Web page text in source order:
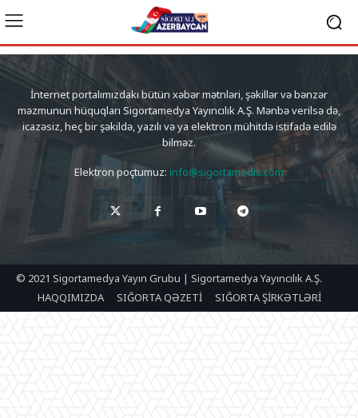
İnternet portalımızdakı bütün xəbər mətnləri, şəkillər və bənzər
məzmunun hüquqları Sigortamedya Yayıncılık A.Ş. Mənbə verilsə də,
icazəsiz, heç bir şəkildə, yazılı və ya elektron mühitdə istifadə edilə
bilməz.
Elektron poçtumuz: info@sigortamedia.com
© 2021 Sigortamedya Yayın Grubu | Sigortamedya Yayıncılık A.Ş.
HAQQIMIZDA
SIĞORTA QƏZETİ SIĞORTA ŞİRKƏTLƏRİ